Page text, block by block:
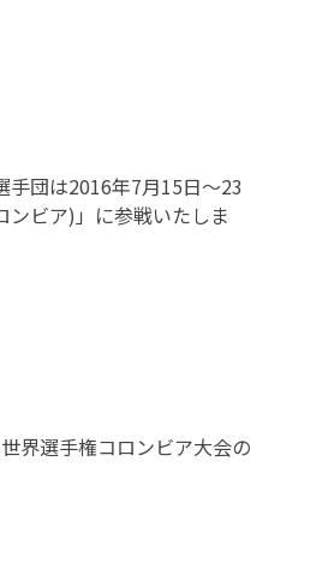
団は2016年7月15日〜23
ビア)」に参戦いたしま
界選手権コロンビア大会の